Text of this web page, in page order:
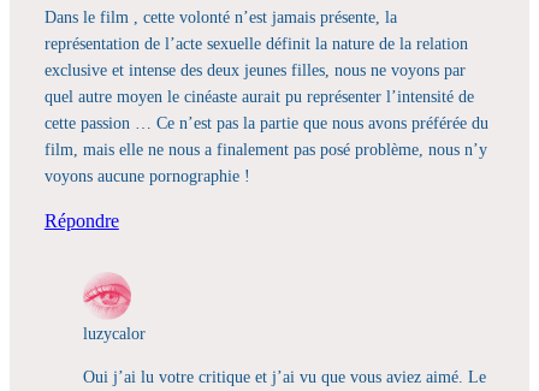
Dans le film , cette volonté n’est jamais présente, la
représentation de l’acte sexuelle définit la nature de la relation
exclusive et intense des deux jeunes filles, nous ne voyons par
quel autre moyen le cinéaste aurait pu représenter l’intensité de
cette passion … Ce n’est pas la partie que nous avons préférée du
film, mais elle ne nous a finalement pas posé problème, nous n’y
voyons aucune pornographie !
Répondre
luzycalor
Oui j’ai lu votre critique et j’ai vu que vous aviez aimé. Le